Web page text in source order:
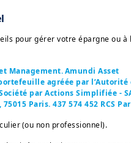
pour gérer votre épargne ou à
Management. Amundi Asset
agréée par l’Autorité
par Actions Simplifiée -
Paris. 437 574 452 RCS
(ou non professionnel).